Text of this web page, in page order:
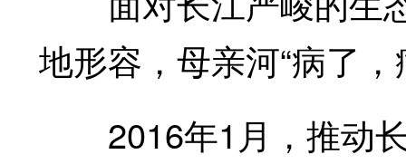
地形容，母亲河“病了
2016年1月，推动长